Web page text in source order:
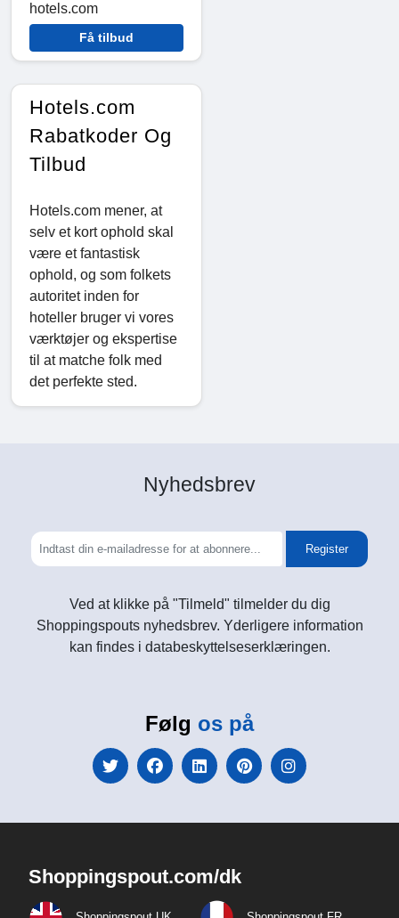
hotels.com
Få tilbud
Hotels.com
Rabatkoder Og
Tilbud
Hotels.com mener, at
selv et kort ophold skal
være et fantastisk
ophold, og som folkets
autoritet inden for
hoteller bruger vi vores
værktøjer og ekspertise
til at matche folk med
det perfekte sted.
Nyhedsbrev
Register
Ved at klikke på "Tilmeld" tilmelder du dig
Shoppingspouts nyhedsbrev. Yderligere information
kan findes i databeskyttelseserklæringen.
Følg os på
Shoppingspout.com/dk